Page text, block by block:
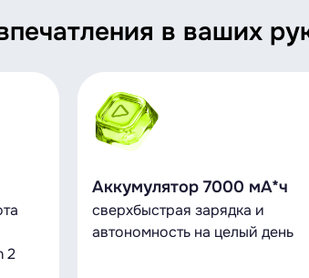
в ваших
2
Аккумулятор 7000 мА*ч
сверхбыстрая зарядка и
автономность на целый день